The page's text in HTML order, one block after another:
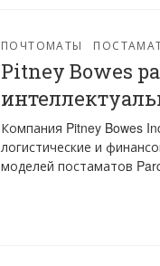
ПОЧТОМАТЫ
Pitney Bowes
Компания Pitney Bowes
логистические и
моделей постаматов